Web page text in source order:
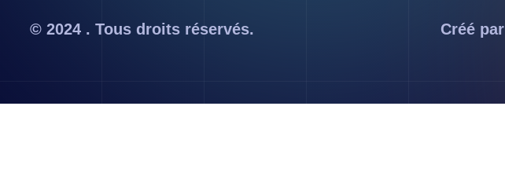
© 2024 . Tous droits réservés. Créé par